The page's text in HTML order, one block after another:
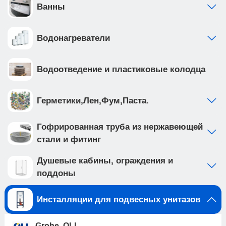
комфорта и спокойствия на десятилетия
вперёд. • ширина рамы 38 см и возможность
всеми типами подвесных унитазов, межосевое
• система смыва настроена с завода на 3 и 6 л,
что делает ее эффективной и экономичной •
имеет шумоизоляцию, так же в комплекте идет
шумоизоляционная пластина для подвесного
унитаза • сливной клапан для защиты от
перелива • впускной кран позволяет перекрыть
водоснабжения • ножки рамы регулируются в
диапазоне от 0 до 200мм. • рама инсталляции
выполнена из высокопрочной стали с
антикоррозийным покрытием, что обеспечивает
надежность и долговечность Клавиша смыва
Ванны
Водонагреватели
Водоотведение и пластиковые колодца
Герметики,Лен,Фум,Паста.
Гофрированная труба из нержавеющей
стали и фитинг
Душевые кабины, ограждения и
поддоны
Инсталляции для подвесных унитазов